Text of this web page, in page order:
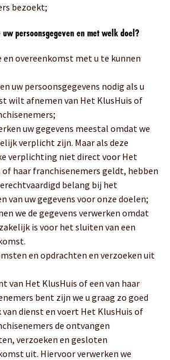
bezoekt;
persoonsgegeven en met welk doel?
en overeenkomst met u te kunnen
uw persoonsgegevens nodig als u
wilt afnemen van Het KlusHuis of
uw gegevens meestal omdat we
verplicht zijn. Maar als deze
verplichting niet direct voor Het
of haar franchisenemers geldt, hebben
belang bij het
van uw gegevens voor onze doelen;
we de gegevens verwerken omdat
is voor het sluiten van een
en opdrachten en verzoeken uit
van Het KlusHuis of een van haar
bent zijn we u graag zo goed
dienst en voert Het KlusHuis of
de ontvangen
verzoeken en gesloten
uit. Hiervoor verwerken we